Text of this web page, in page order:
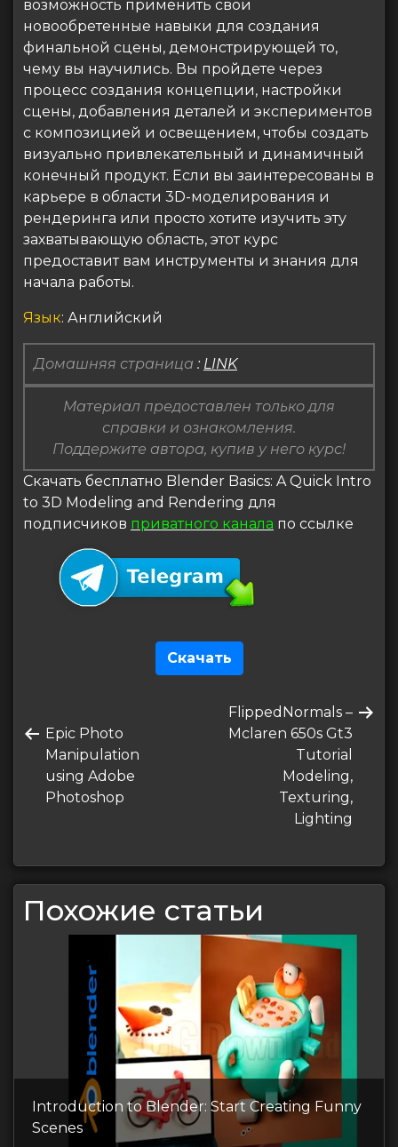
возможность применить свои
новообретенные навыки для создания
финальной сцены, демонстрирующей то,
чему вы научились. Вы пройдете через
процесс создания концепции, настройки
сцены, добавления деталей и экспериментов
с композицией и освещением, чтобы создать
визуально привлекательный и динамичный
конечный продукт. Если вы заинтересованы в
карьере в области 3D-моделирования и
рендеринга или просто хотите изучить эту
захватывающую область, этот курс
предоставит вам инструменты и знания для
начала работы.
Язык: Английский
Домашняя страница : LINK
Материал предоставлен только для
справки и ознакомления.
Поддержите автора, купив у него курс!
Скачать бесплатно Blender Basics: A Quick Intro
to 3D Modeling and Rendering для
подписчиков приватного канала по ссылке
Скачать
по
записям
Предыдущая
запись
Epic Photo
Manipulation
using Adobe
Photoshop
Следующая
запись
FlippedNormals –
Mclaren 650s Gt3
Tutorial
Modeling,
Texturing,
Lighting
Похожие статьи
Introduction to Blender: Start Creating Funny
Scenes